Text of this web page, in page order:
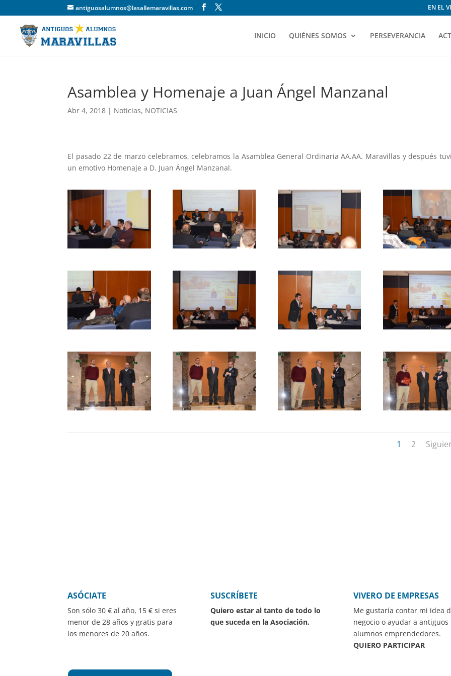
antiguosalumnos@lasallemaravillas.com EN EL
INICIO QUIÉNES SOMOS PERSEVERANCIA
Asamblea y Homenaje a Juan Ángel Manzanal
Abr 4, 2018 | Noticias, NOTICIAS
El pasado 22 de marzo celebramos, celebramos la Asamblea General Ordinaria AA.AA. Maravillas y después
un emotivo Homenaje a D. Juan Ángel Manzanal.
1 2
ASÓCIATE
Son sólo 30 € al año, 15 € si eres
menor de 28 años y gratis para
los menores de 20 años.
SUSCRÍBETE
Quiero estar al tanto de todo lo
que suceda en la Asociación.
VIVERO DE EMPRESAS
Me gustaría contar mi idea
negocio o ayudar a antiguos
alumnos emprendedores.
QUIERO PARTICIPAR